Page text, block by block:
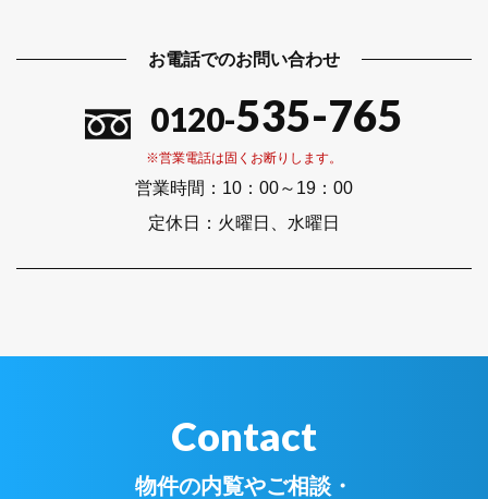
お電話でのお問い合わせ
0120-535-765
※営業電話は固くお断りします。
営業時間： 10：00～19：00
定休日： 火曜日、水曜日
Contact
物件の内覧やご相談・